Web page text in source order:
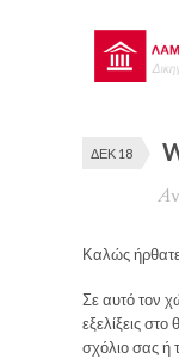
ΔΕΚ 18
Καλώς
Σε αυτό τον
εξελίξεις
σχόλιο σας ή